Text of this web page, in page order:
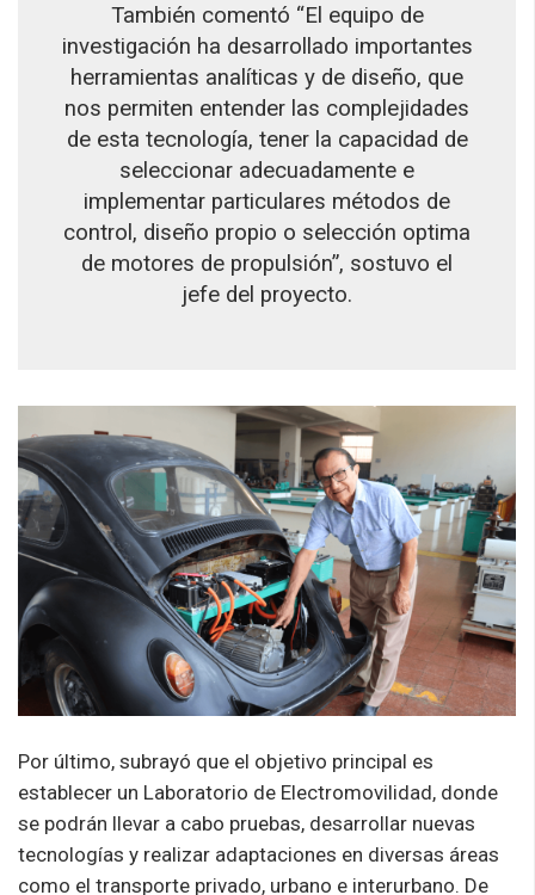
También comentó “El equipo de
investigación ha desarrollado importantes
herramientas analíticas y de diseño, que
nos permiten entender las complejidades
de esta tecnología, tener la capacidad de
seleccionar adecuadamente e
implementar particulares métodos de
control, diseño propio o selección optima
de motores de propulsión”, sostuvo el
jefe del proyecto.
Por último, subrayó que el objetivo principal es
establecer un Laboratorio de Electromovilidad, donde
se podrán llevar a cabo pruebas, desarrollar nuevas
tecnologías y realizar adaptaciones en diversas áreas
como el transporte privado, urbano e interurbano. De